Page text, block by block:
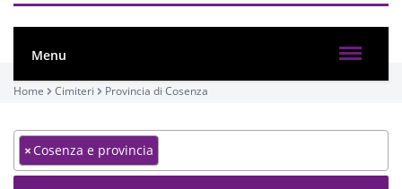
Menu
Home Cimiteri Provincia di Cosenza
×Cosenza e provincia